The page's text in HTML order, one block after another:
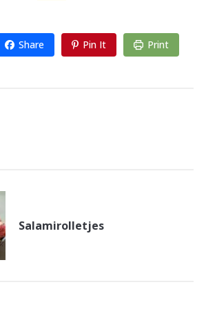
Share Pin It Print
Salamirolletjes